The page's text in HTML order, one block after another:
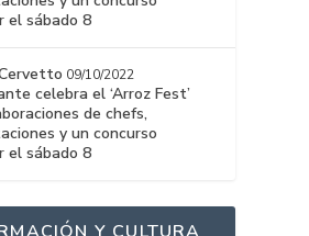
el sábado 8
09/10/2022
celebra el ‘Arroz Fest’
de chefs,
y un concurso
el sábado 8